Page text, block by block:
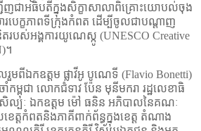
ើញជាអធិបតីក្នុងសិក្ខាសាលាពិគ្រោះយោបល់ចុង
បេក្ខភាពទីក្រុងកំពត ដើម្បីចូលជា​បណ្តាញ
តរបស់អង្គការយូណេស្កូ (UNESCO Creative
។
រួមពីឯកឧត្តម ផ្លាវីអូ បូណេទី (Flavio Bonetti)
ម្ពុជា លោកជំទាវ ប៉ែន មុនីមករា រដ្ឋលេខាធិ
សិល្បៈ ឯកឧត្ដម​ ម៉ៅ ធនិន អភិបាលនៃគណៈ
ខេត្តកំពតនិងភាគីពាក់ព័ន្ធក្នុងខេត្ត តំណាង